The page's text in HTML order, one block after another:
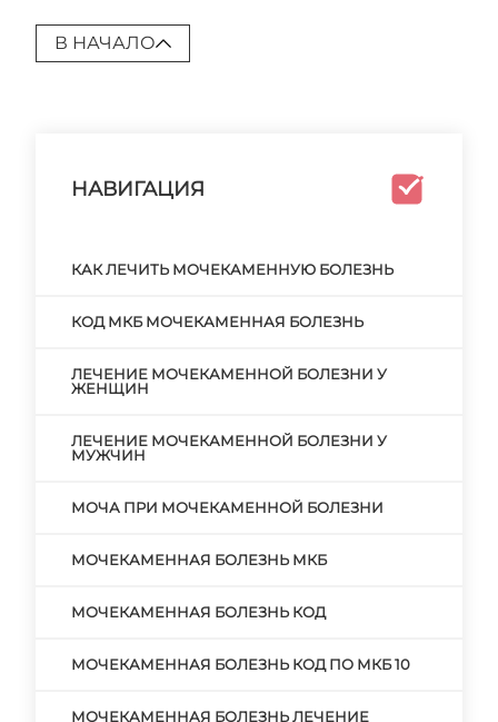
В НАЧАЛО
НАВИГАЦИЯ
КАК ЛЕЧИТЬ МОЧЕКАМЕННУЮ БОЛЕЗНЬ
КОД МКБ МОЧЕКАМЕННАЯ БОЛЕЗНЬ
ЛЕЧЕНИЕ МОЧЕКАМЕННОЙ БОЛЕЗНИ У
ЖЕНЩИН
ЛЕЧЕНИЕ МОЧЕКАМЕННОЙ БОЛЕЗНИ У
МУЖЧИН
МОЧА ПРИ МОЧЕКАМЕННОЙ БОЛЕЗНИ
МОЧЕКАМЕННАЯ БОЛЕЗНЬ МКБ
МОЧЕКАМЕННАЯ БОЛЕЗНЬ КОД
МОЧЕКАМЕННАЯ БОЛЕЗНЬ КОД ПО МКБ 10
МОЧЕКАМЕННАЯ БОЛЕЗНЬ ЛЕЧЕНИЕ